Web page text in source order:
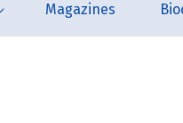
Magazines